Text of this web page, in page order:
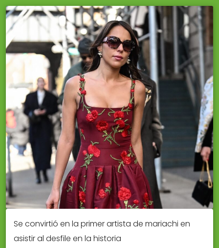
Se convirtió en la primer artista de mariachi en
asistir al desfile en la historia